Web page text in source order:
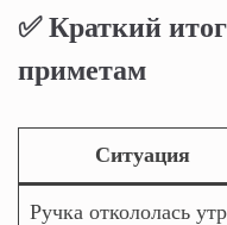
✅ Краткий
приметам
Ситуация
Ручка откололась